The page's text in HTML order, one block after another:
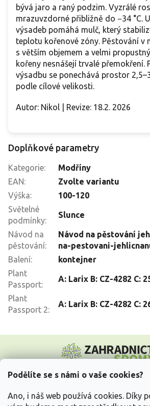
Podělíte se s námi o vaše cookies?
Ano, i náš web používá cookies. Díky
bývá jaro a raný podzim. Vyzrálé
mrazuvzdorné přibližně do −34 °C.
výsadeb pomáhá mulč, který
teplotu kořenové zóny. Pěstování v
s větším objemem a velmi
kořeny nesnášejí trvalé přemokření.
výsadbu se ponechává prostor
podle cílové velikosti.
Autor: Nikol | Revize: 18.2. 2026
Doplňkové parametry
Kategorie:
Modříny
EAN:
Zvolte variantu
Výška:
100-120
Světelné
podmínky:
Slunce
Návod na
pěstování:
Návod na pěstování
na-pestovani-
Balení:
kontejner
Plant
Passport:
A: Larix B: CZ-4282 C:
Plant
Passport 2:
A: Larix B: CZ-4282 C:
p
Vše o nákupu